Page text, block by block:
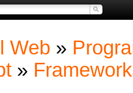
Web »
»